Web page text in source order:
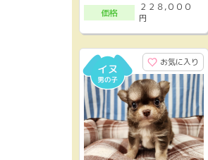
価格
２２８,０００
円
お気に入り